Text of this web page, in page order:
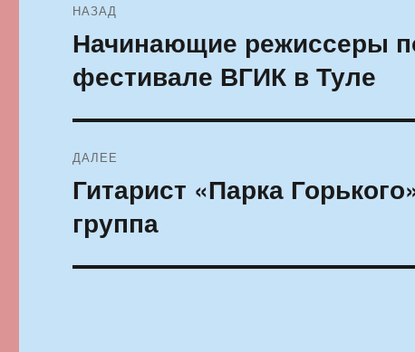
по
записям
НАЗАД
Предыдущая
запись:
Начинающие режиссеры
фестивале ВГИК в Туле
ДАЛЕЕ
Следующая
Гитарист «Парка
группа